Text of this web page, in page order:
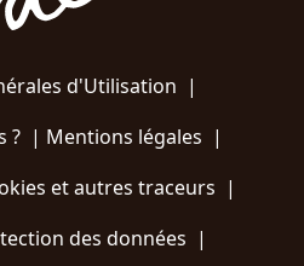
d'Utilisation |
?| Mentions légales |
et autres traceurs |
des données |